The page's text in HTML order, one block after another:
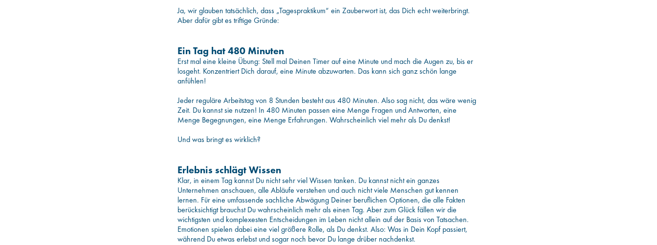
Ja, wir glauben tatsächlich, dass „Tagespraktikum“ ein Zauberwort ist, das Dich echt weiterbringt.
Aber dafür gibt es triftige Gründe:
Ein Tag hat 480 Minuten
Erst mal eine kleine Übung: Stell mal Deinen Timer auf eine Minute und mach die Augen zu, bis er
losgeht. Konzentriert Dich darauf, eine Minute abzuwarten. Das kann sich ganz schön lange
anfühlen!
Jeder reguläre Arbeitstag von 8 Stunden besteht aus 480 Minuten. Also sag nicht, das wäre wenig
Zeit. Du kannst sie nutzen! In 480 Minuten passen eine Menge Fragen und Antworten, eine
Menge Begegnungen, eine Menge Erfahrungen. Wahrscheinlich viel mehr als Du denkst!
Und was bringt es wirklich?
Erlebnis schlägt Wissen
Klar, in einem Tag kannst Du nicht sehr viel Wissen tanken. Du kannst nicht ein ganzes
Unternehmen anschauen, alle Abläufe verstehen und auch nicht viele Menschen gut kennen
lernen. Für eine umfassende sachliche Abwägung Deiner beruflichen Optionen, die alle Fakten
berücksichtigt brauchst Du wahrscheinlich mehr als einen Tag. Aber zum Glück fällen wir die
wichtigsten und komplexesten Entscheidungen im Leben nicht allein auf der Basis von Tatsachen.
Emotionen spielen dabei eine viel größere Rolle, als Du denkst. Also: Was in Dein Kopf passiert,
während Du etwas erlebst und sogar noch bevor Du lange drüber nachdenkst.